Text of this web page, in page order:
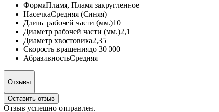
ФормаПламя, Пламя закругленное
НасечкаСредняя (Синяя)
Длина рабочей части (мм.)10
Диаметр рабочей части (мм.)2,1
Диаметр хвостовика2,35
Скорость вращениядо 30 000
АбразивностьСредняя
Отзывы
Оставить отзыв
Отзыв успешно отправлен.